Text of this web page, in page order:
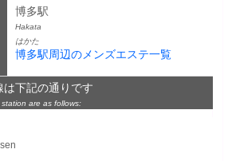
博多駅
Hakata
はかた
博多駅周辺のメンズエステ一覧
下記の通りです
are as follows: